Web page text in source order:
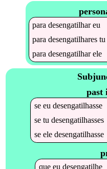
paradesengatilhareu
paradesengatilhares tu
paradesengatilharele
past
se eu desengatilhasse
se tu desengatilhasses
se ele desengatilhasse
que eu desengatilhe